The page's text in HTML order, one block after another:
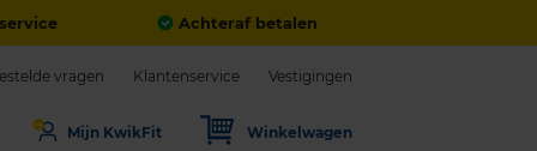
Achteraf betalen
vragen Klantenservice Vestigingen
Mijn KwikFit Winkelwagen